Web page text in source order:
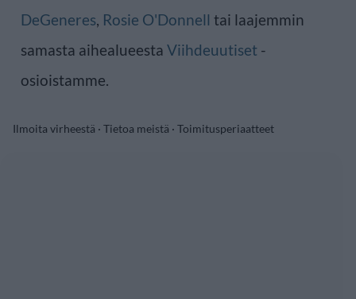
DeGeneres, Rosie O'Donnell tai laajemmin
samasta aihealueesta Viihdeuutiset -
osioistamme.
Ilmoita virheestä · Tietoa meistä · Toimitusperiaatteet